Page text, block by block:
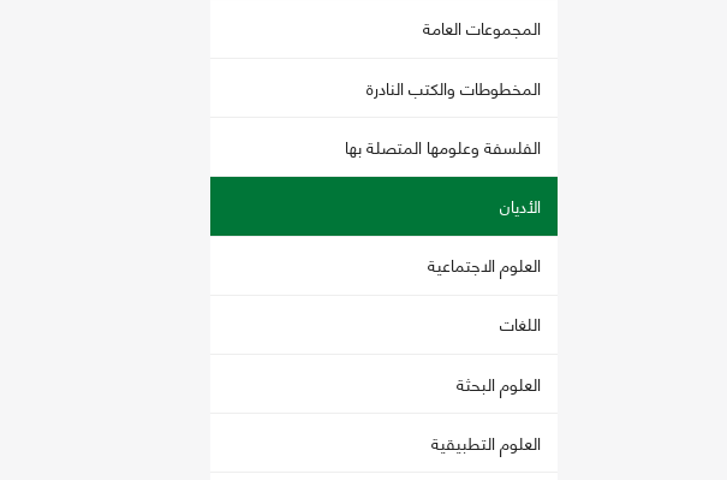
المجموعات العامة
المخطوطات والكتب النادرة
الفلسفة وعلومها المتصلة بها
الأديان
العلوم الاجتماعية
اللغات
العلوم البحثة
العلوم التطبيقية